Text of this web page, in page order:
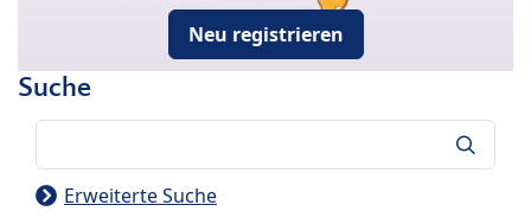
Neu registrieren
Suche
Erweiterte Suche